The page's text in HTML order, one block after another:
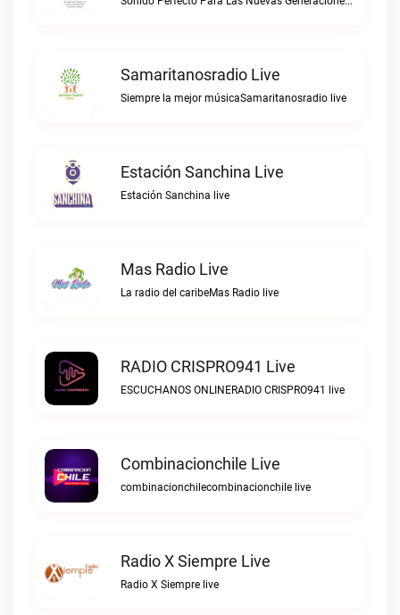
Samaritanosradio Live
Siempre la mejor músicaSamaritanosradio live
Estación Sanchina Live
Estación Sanchina live
Mas Radio Live
La radio del caribeMas Radio live
RADIO CRISPRO941 Live
ESCUCHANOS ONLINERADIO CRISPRO941 live
Combinacionchile Live
combinacionchilecombinacionchile live
Radio X Siempre Live
Radio X Siempre live